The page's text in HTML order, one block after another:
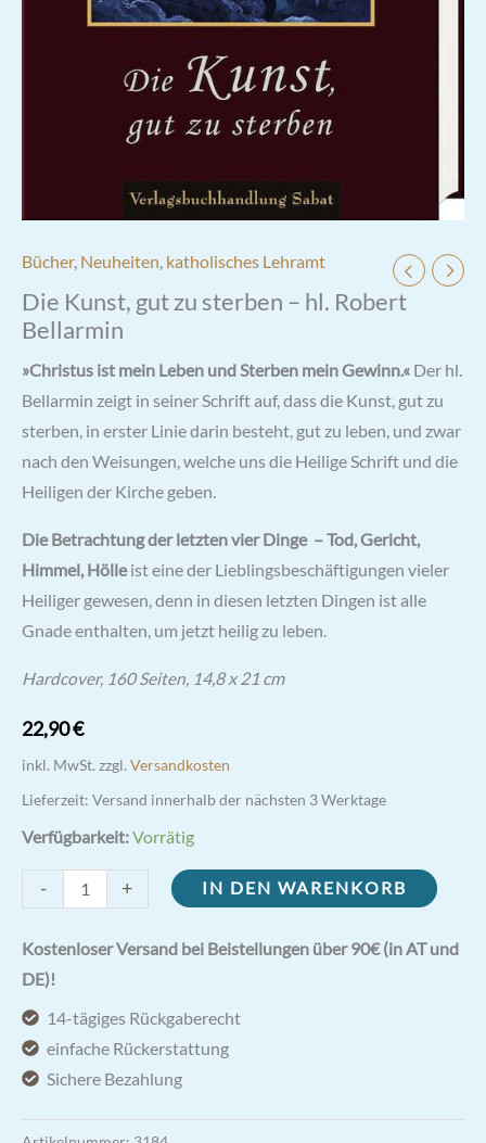
Bücher, Neuheiten, katholisches Lehramt
Die Kunst, gut zu sterben – hl. Robert
Bellarmin
»Christus ist mein Leben und Sterben mein Gewinn.« Der hl.
Bellarmin zeigt in seiner Schrift auf, dass die Kunst, gut zu
sterben, in erster Linie darin besteht, gut zu leben, und zwar
nach den Weisungen, welche uns die Heilige Schrift und die
Heiligen der Kirche geben.
Die Betrachtung der letzten vier Dinge – Tod, Gericht,
Himmel, Hölleist eine der Lieblingsbeschäftigungen vieler
Heiliger gewesen, denn in diesen letzten Dingen ist alle
Gnade enthalten, um jetzt heilig zu leben.
Hardcover, 160 Seiten, 14,8 x 21 cm
22,90€
inkl. MwSt. zzgl. Versandkosten
Lieferzeit: Versand innerhalb der nächsten 3 Werktage
Verfügbarkeit:Vorrätig
-
Kunst,
gut
zu
Bellarmin
+ IN DEN WARENKORB
Kostenloser Versand bei Beistellungen über 90€ (in AT und
DE)!
14-tägiges Rückgaberecht
einfache Rückerstattung
Sichere Bezahlung